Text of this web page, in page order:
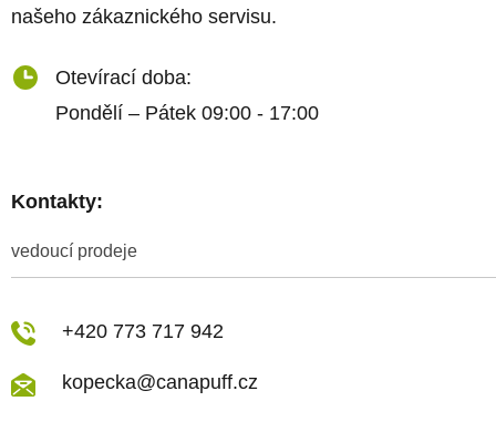
našeho zákaznického servisu.
Otevírací doba:
Pondělí – Pátek 09:00 - 17:00
Kontakty:
vedoucí prodeje
+420 773 717 942
kopecka@canapuff.cz